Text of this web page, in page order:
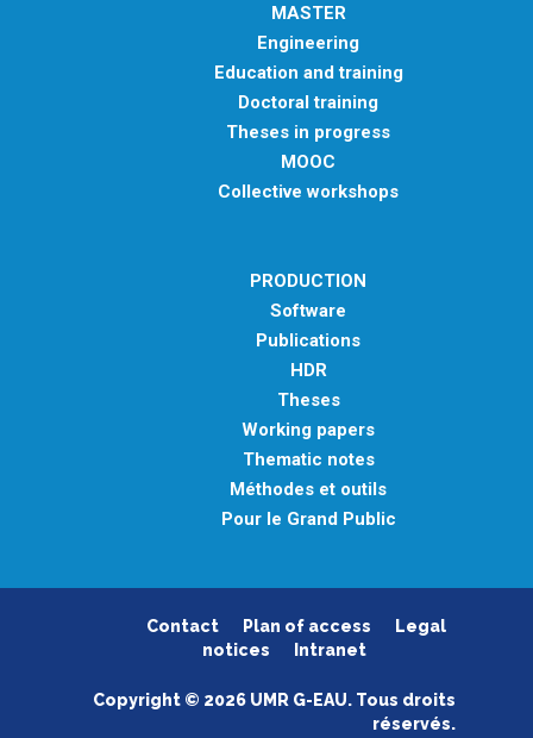
MASTER
Engineering
Education and training
Doctoral training
Theses in progress
MOOC
Collective workshops
PRODUCTION
Software
Publications
HDR
Theses
Working papers
Thematic notes
Méthodes et outils
Pour le Grand Public
Contact Plan of access
Legal
notices
Intranet
Copyright © 2026 UMR G-EAU. Tous droits
réservés.